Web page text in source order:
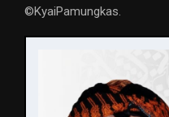
©️KyaiPamungkas.